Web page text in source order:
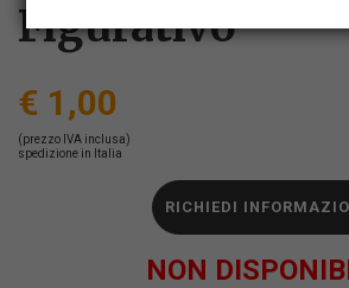
Figurativo
€ 1,00
(prezzo IVA inclusa)
spedizione in Italia
RICHIEDI
NON